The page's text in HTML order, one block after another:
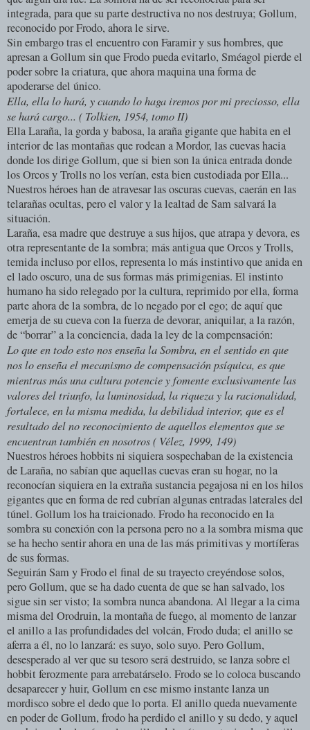
integrada, para que su parte destructiva no nos destruya; Gollum,
reconocido por Frodo, ahora le sirve.
Sin embargo tras el encuentro con Faramir y sus hombres, que
apresan a Gollum sin que Frodo pueda evitarlo, Sméagol pierde el
poder sobre la criatura, que ahora maquina una forma de
apoderarse del único.
Ella, ella lo hará, y cuando lo haga iremos por mi preciosso, ella
se hará cargo... ( Tolkien, 1954, tomo II)
Ella Laraña, la gorda y babosa, la araña gigante que habita en el
interior de las montañas que rodean a Mordor, las cuevas hacia
donde los dirige Gollum, que si bien son la única entrada donde
los Orcos y Trolls no los verían, esta bien custodiada por Ella...
Nuestros héroes han de atravesar las oscuras cuevas, caerán en las
telarañas ocultas, pero el valor y la lealtad de Sam salvará la
situación.
Laraña, esa madre que destruye a sus hijos, que atrapa y devora, es
otra representante de la sombra; más antigua que Orcos y Trolls,
temida incluso por ellos, representa lo más instintivo que anida en
el lado oscuro, una de sus formas más primigenias. El instinto
humano ha sido relegado por la cultura, reprimido por ella, forma
parte ahora de la sombra, de lo negado por el ego; de aquí que
emerja de su cueva con la fuerza de devorar, aniquilar, a la razón,
de “borrar” a la conciencia, dada la ley de la compensación:
Lo que en todo esto nos enseña la Sombra, en el sentido en que
nos lo enseña el mecanismo de compensación psíquica, es que
mientras más una cultura potencie y fomente exclusivamente las
valores del triunfo, la luminosidad, la riqueza y la racionalidad,
fortalece, en la misma medida, la debilidad interior, que es el
resultado del no reconocimiento de aquellos elementos que se
encuentran también en nosotros ( Vélez, 1999, 149)
Nuestros héroes hobbits ni siquiera sospechaban de la existencia
de Laraña, no sabían que aquellas cuevas eran su hogar, no la
reconocían siquiera en la extraña sustancia pegajosa ni en los hilos
gigantes que en forma de red cubrían algunas entradas laterales del
túnel. Gollum los ha traicionado. Frodo ha reconocido en la
sombra su conexión con la persona pero no a la sombra misma que
se ha hecho sentir ahora en una de las más primitivas y mortíferas
de sus formas.
Seguirán Sam y Frodo el final de su trayecto creyéndose solos,
pero Gollum, que se ha dado cuenta de que se han salvado, los
sigue sin ser visto; la sombra nunca abandona. Al llegar a la cima
misma del Orodruin, la montaña de fuego, al momento de lanzar
el anillo a las profundidades del volcán, Frodo duda; el anillo se
aferra a él, no lo lanzará: es suyo, solo suyo. Pero Gollum,
desesperado al ver que su tesoro será destruido, se lanza sobre el
hobbit ferozmente para arrebatárselo. Frodo se lo coloca buscando
desaparecer y huir, Gollum en ese mismo instante lanza un
mordisco sobre el dedo que lo porta. El anillo queda nuevamente
en poder de Gollum, frodo ha perdido el anillo y su dedo, y aquel